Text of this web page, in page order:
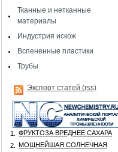
Тканные и нетканные
материалы
Индустрия искож
Вспененные пластики
Трубы
Экспорт статей (rss)
1.
ФРУКТОЗА ВРЕДНЕЕ САХАРА
2.
МОЩНЕЙШАЯ СОЛНЕЧНАЯ